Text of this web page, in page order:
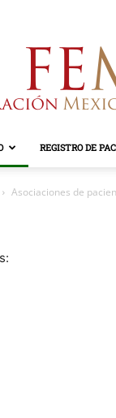
REGISTRO DE
Asociaciones de